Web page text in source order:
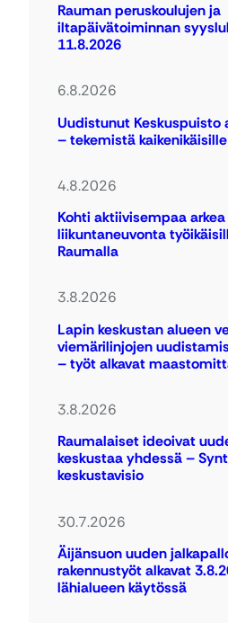
Rauman peruskoulujen ja
iltapäivätoiminnan
11.8.2026
6.8.2026
Uudistunut Keskuspuisto
– tekemistä
4.8.2026
Kohti aktiivisempaa
liikuntaneuvonta
Raumalla
3.8.2026
Lapin keskustan alueen
viemärilinjojen
– työt alkavat
3.8.2026
Raumalaiset ideoivat
keskustaa yhdessä –
keskustavisio
30.7.2026
Äijänsuon uuden
rakennustyöt alkavat
lähialueen käytössä